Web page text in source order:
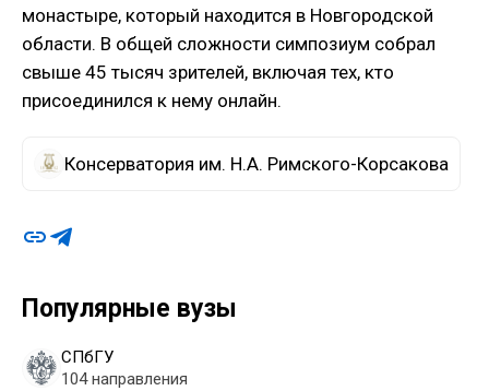
Популярные вузы
СПбГУ
104 направления
монастыре, который находится в Новгородской
области. В общей сложности симпозиум собрал
свыше 45 тысяч зрителей, включая тех, кто
присоединился к нему онлайн.
Консерватория им. Н.А. Римского-Корсакова